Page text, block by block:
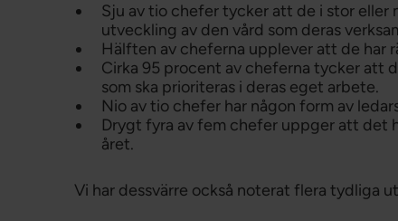
Sju av tio chefer tycker att de i stor
utveckling av den vård som deras
Hälften av cheferna upplever att de
Cirka 95 procent av cheferna tycker att
som ska prioriteras i deras eget arbete.
Nio av tio chefer har någon form av
Drygt fyra av fem chefer uppger att det
året.
Vi har dessvärre också noterat flera tydliga